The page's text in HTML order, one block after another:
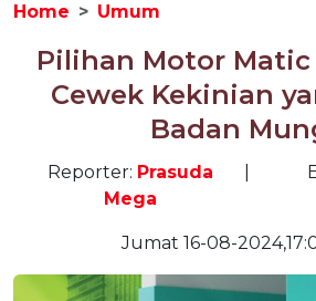
Home Umum
Pilihan Motor
Cewek Kekinian
Badan
Reporter: Prasuda
Mega
Jumat 16-08-